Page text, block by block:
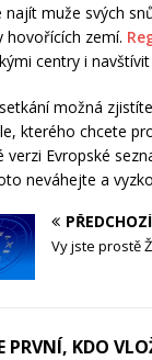
muže svých
hovořících zemí.
centry i
možná
kterého chcete
verzi Evropské
neváhejte a
PŘEDCHOZÍ
Vy jste prostě
PRVNÍ, KDO